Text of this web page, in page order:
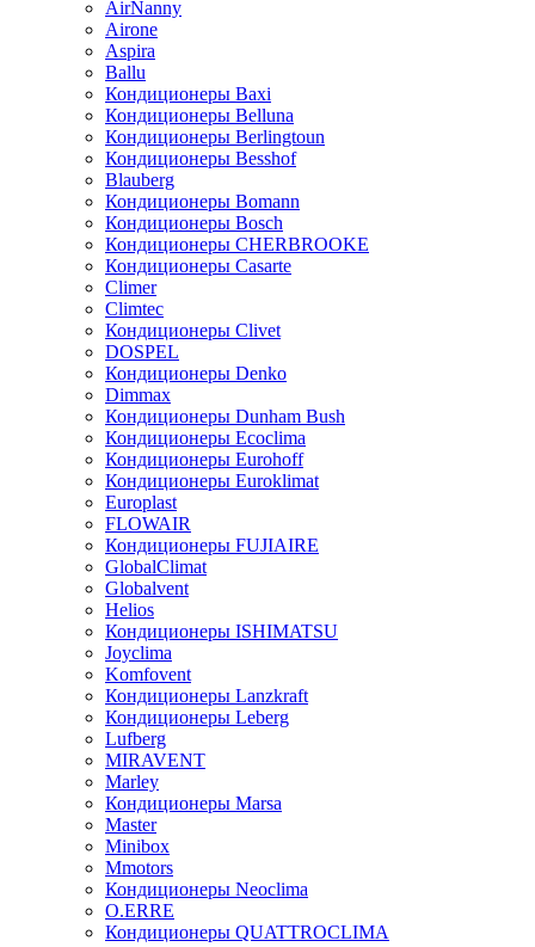
AirNanny
Airone
Aspira
Ballu
Кондиционеры Baxi
Кондиционеры Belluna
Кондиционеры Berlingtoun
Кондиционеры Besshof
Blauberg
Кондиционеры Bomann
Кондиционеры Bosch
Кондиционеры CHERBROOKE
Кондиционеры Casarte
Climer
Climtec
Кондиционеры Clivet
DOSPEL
Кондиционеры Denko
Dimmax
Кондиционеры Dunham Bush
Кондиционеры Ecoclima
Кондиционеры Eurohoff
Кондиционеры Euroklimat
Europlast
FLOWAIR
Кондиционеры FUJIAIRE
GlobalClimat
Globalvent
Helios
Кондиционеры ISHIMATSU
Joyclima
Komfovent
Кондиционеры Lanzkraft
Кондиционеры Leberg
Lufberg
MIRAVENT
Marley
Кондиционеры Marsa
Master
Minibox
Mmotors
Кондиционеры Neoclima
O.ERRE
Кондиционеры QUATTROCLIMA